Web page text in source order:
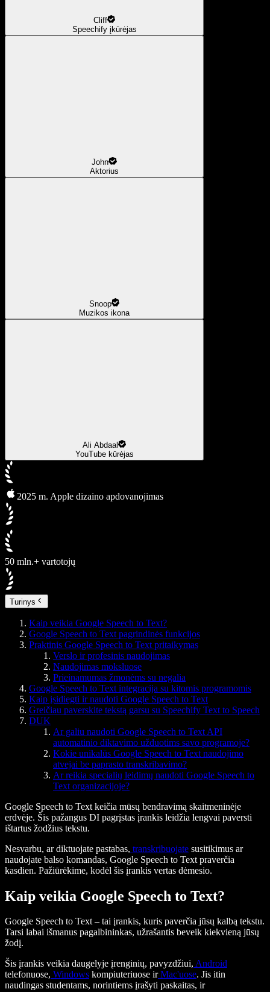
Cliff
Speechify įkūrėjas
John
Aktorius
Snoop
Muzikos ikona
Ali Abdaal
YouTube kūrėjas
2025 m. Apple dizaino apdovanojimas
50 mln.+ vartotojų
Turinys
Kaip veikia Google Speech to Text?
Google Speech to Text pagrindinės funkcijos
Praktinis Google Speech to Text pritaikymas
Verslo ir profesinis naudojimas
Naudojimas moksluose
Prieinamumas žmonėms su negalia
Google Speech to Text integracija su kitomis programomis
Kaip įsidiegti ir naudoti Google Speech to Text
Greičiau paverskite tekstą garsu su Speechify Text to Speech
DUK
Ar galiu naudoti Google Speech to Text API
automatinio diktavimo užduotims savo programoje?
Kokie unikalūs Google Speech to Text naudojimo
atvejai be paprasto transkribavimo?
Ar reikia specialių leidimų naudoti Google Speech to
Text organizacijoje?
Google Speech to Text keičia mūsų bendravimą skaitmeninėje
erdvėje. Šis pažangus DI pagrįstas įrankis leidžia lengvai paversti
ištartus žodžius tekstu.
Nesvarbu, ar diktuojate pastabas, transkribuojate susitikimus ar
naudojate balso komandas, Google Speech to Text praverčia
kasdien. Pažiūrėkime, kodėl šis įrankis vertas dėmesio.
Kaip veikia Google Speech to Text?
Google Speech to Text – tai įrankis, kuris paverčia jūsų kalbą tekstu.
Tarsi labai išmanus pagalbininkas, užrašantis beveik kiekvieną jūsų
žodį.
Šis įrankis veikia daugelyje įrenginių, pavyzdžiui, Android
telefonuose, Windows kompiuteriuose irMac'uose. Jis itin
naudingas studentams, norintiems įrašyti paskaitas, ir